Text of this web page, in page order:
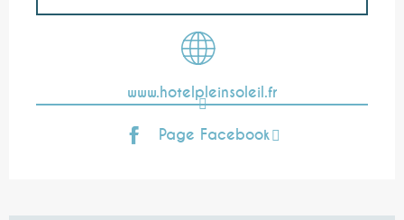
www.hotelpleinsoleil.fr
Page Facebook